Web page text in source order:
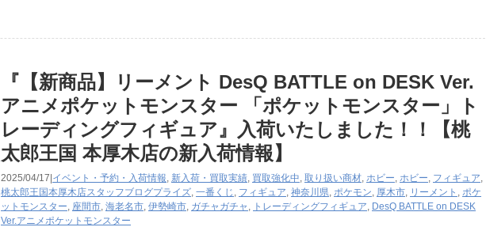
『【新商品】リーメント DesQ BATTLE on DESK Ver.
アニメポケットモンスター 「ポケットモンスター」ト
レーディングフィギュア』入荷いたしました！！【桃
太郎王国 本厚木店の新入荷情報】
2025/04/17|イベント・予約・入荷情報 新入荷・買取実績 買取強化中 取り扱い商材 ホビー ホビー フィギュア
桃太郎王国本厚木店スタッフブログプライズ 一番くじ フィギュア 神奈川県 ポケモン 厚木市 リーメント
ポケ
ットモンスター 座間市 海老名市 伊勢崎市 ガチャガチャ トレーディングフィギュア DesQ BATTLE on DESK
Ver.アニメポケットモンスター